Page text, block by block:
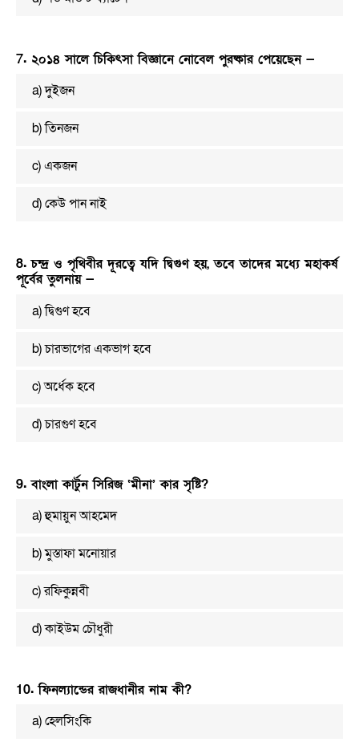
7. ২০১৪ সালে চিকিৎসা বিজ্ঞানে নোবেল পুরষ্কার পেয়েছেন —
a) দুইজন
b) তিনজন
c) একজন
d) কেউ পান নাই
8. চন্দ্র ও পৃথিবীর দূরত্বে যদি দ্বিগুণ হয়, তবে তাদের মধ্যে মহাকর্ষ
পূর্বের তুলনায় —
a) দ্বিগুণ হবে
b) চারভাগের একভাগ হবে
c) অর্ধেক হবে
d) চারগুণ হবে
9. বাংলা কার্টুন সিরিজ ‘মীনা’ কার সৃষ্টি?
a) হুমায়ুন আহমেদ
b) মুস্তাফা মনোয়ার
c) রফিকুন্নবী
d) কাইউম চৌধুরী
10. ফিনল্যান্ডের রাজধানীর নাম কী?
a) হেলসিংকি